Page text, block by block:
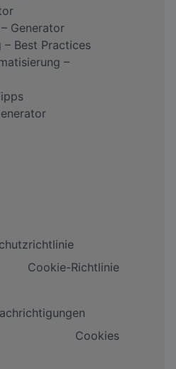
Generator
– Best Practices
–
Cookie-Richtlinie
Cookies